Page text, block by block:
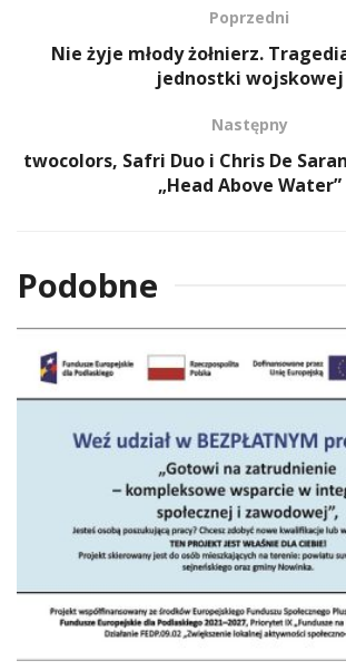
Poprzedni
Nie żyje młody żołnierz.
jednostki wojskowej
Następny
twocolors, Safri Duo i Chris De
„Head Above Water”
Podobne